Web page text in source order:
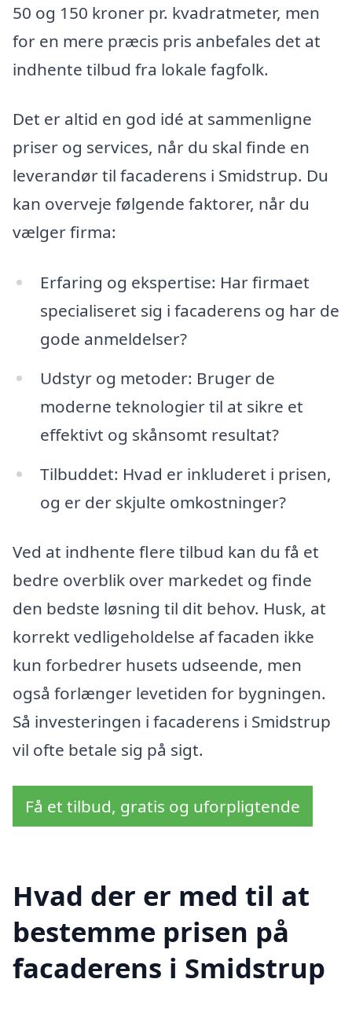
50 og 150 kroner pr. kvadratmeter, men
for en mere præcis pris anbefales det at
indhente tilbud fra lokale fagfolk.
Det er altid en god idé at sammenligne
priser og services, når du skal finde en
leverandør til facaderens i Smidstrup. Du
kan overveje følgende faktorer, når du
vælger firma:
Erfaring og ekspertise: Har firmaet
specialiseret sig i facaderens og har de
gode anmeldelser?
Udstyr og metoder: Bruger de
moderne teknologier til at sikre et
effektivt og skånsomt resultat?
Tilbuddet: Hvad er inkluderet i prisen,
og er der skjulte omkostninger?
Ved at indhente flere tilbud kan du få et
bedre overblik over markedet og finde
den bedste løsning til dit behov. Husk, at
korrekt vedligeholdelse af facaden ikke
kun forbedrer husets udseende, men
også forlænger levetiden for bygningen.
Så investeringen i facaderens i Smidstrup
vil ofte betale sig på sigt.
Få et tilbud, gratis og uforpligtende
Hvad der er med til at
bestemme prisen på
facaderens i Smidstrup